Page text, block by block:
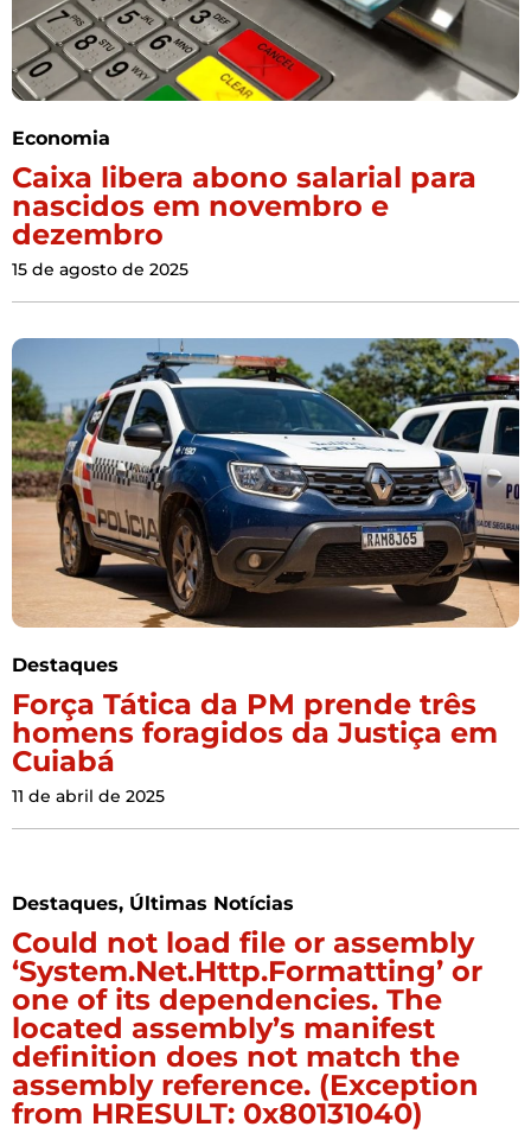
Economia
Caixa libera abono salarial para
nascidos em novembro e
dezembro
15 de agosto de 2025
Destaques
Força Tática da PM prende três
homens foragidos da Justiça em
Cuiabá
11 de abril de 2025
Destaques, Últimas Notícias
Could not load file or assembly
‘System.Net.Http.Formatting’ or
one of its dependencies. The
located assembly’s manifest
definition does not match the
assembly reference. (Exception
from HRESULT: 0x80131040)